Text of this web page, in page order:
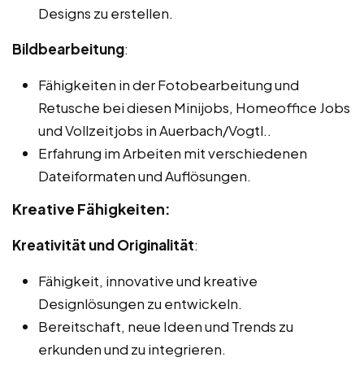
Designs zu erstellen.
Bildbearbeitung:
Fähigkeiten in der Fotobearbeitung und
Retusche bei diesen Minijobs, Homeoffice Jobs
und Vollzeitjobs in Auerbach/Vogtl..
Erfahrung im Arbeiten mit verschiedenen
Dateiformaten und Auflösungen.
Kreative Fähigkeiten:
Kreativität und Originalität:
Fähigkeit, innovative und kreative
Designlösungen zu entwickeln.
Bereitschaft, neue Ideen und Trends zu
erkunden und zu integrieren.